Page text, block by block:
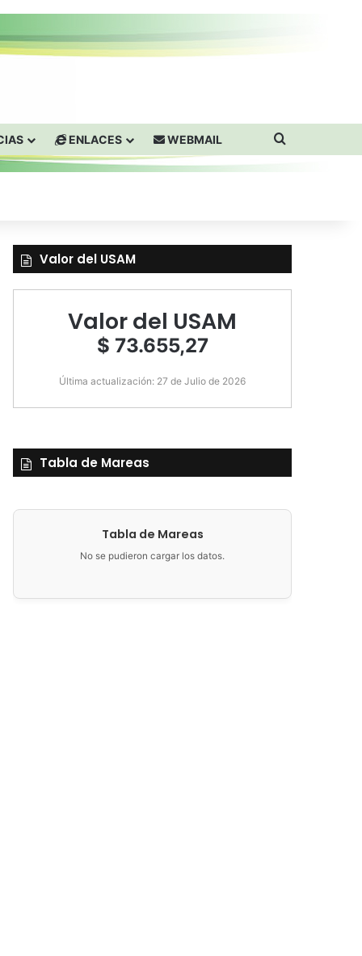
ENLACES WEBMAIL Buscar por
Valor del USAM
Valor del USAM
$ 73.655,27
Última actualización: 27 de Julio de 2026
Tabla de Mareas
Tabla de Mareas
No se pudieron cargar los datos.